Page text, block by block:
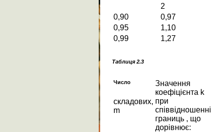
2
0,90
0,97
0,95
1,10
0,99
1,27
Таблиця 2.3
Число
cкладових,
m
Значення
коефіцієнта k
при
співвідношенні
границь , що
дорівнює: